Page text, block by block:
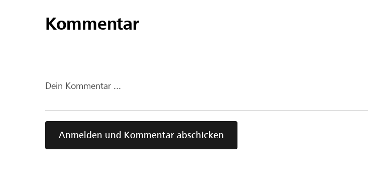
Kommentar
Dein Kommentar ...
Anmelden und Kommentar abschicken